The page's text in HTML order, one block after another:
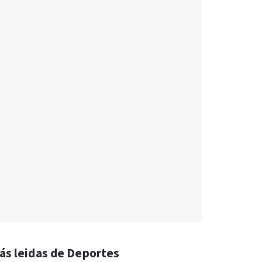
leidas de Deportes